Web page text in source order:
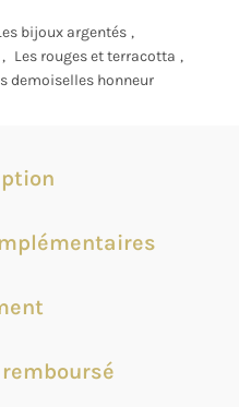
bijoux argentés ,
, Les rouges et terracotta ,
demoiselles honneur